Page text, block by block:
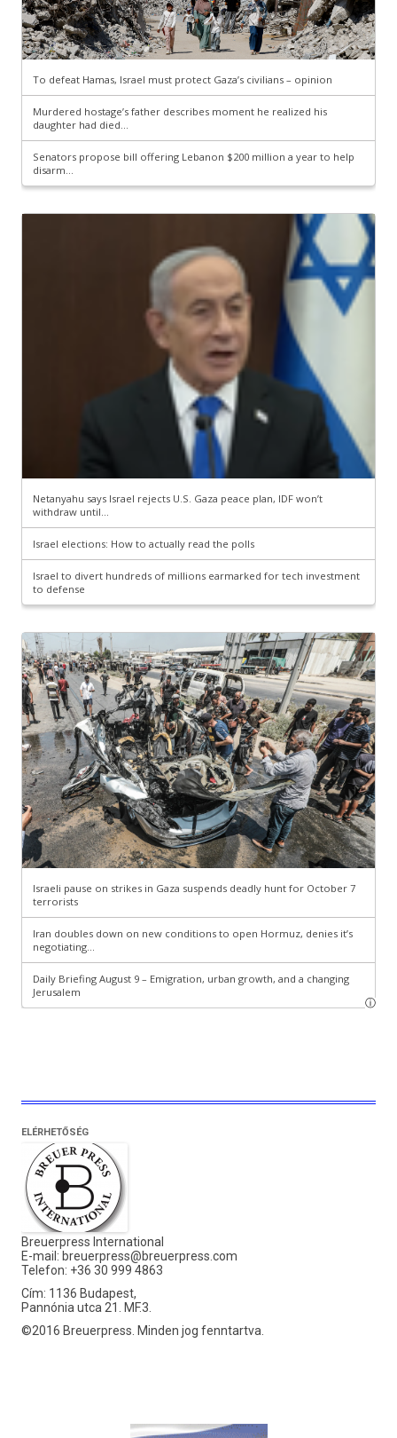
ELÉRHETŐSÉG
Breuerpress International
E-mail: breuerpress@breuerpress.com
Telefon: +36 30 999 4863
Cím: 1136 Budapest,
Pannónia utca 21. MF.3.
©2016 Breuerpress. Minden jog fenntartva.